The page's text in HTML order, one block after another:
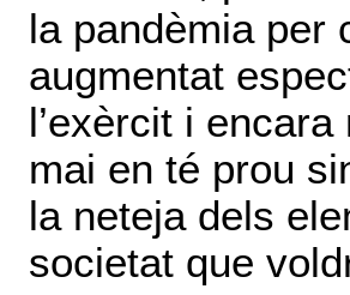
la pandèmia per
augmentat
l’exèrcit i
mai en té prou
la neteja dels
societat que